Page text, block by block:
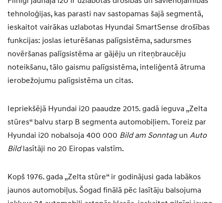
tehnoloģijas, kas parasti nav sastopamas šajā segmentā,
ieskaitot vairākas uzlabotas Hyundai SmartSense drošības
funkcijas: joslas ieturēšanas palīgsistēma, sadursmes
novēršanas palīgsistēma ar gājēju un riteņbraucēju
noteikšanu, tālo gaismu palīgsistēma, inteliģentā ātruma
ierobežojumu palīgsistēma un citas.
Iepriekšējā Hyundai i20 paaudze 2015. gadā ieguva „Zelta
stūres“ balvu starp B segmenta automobiļiem. Toreiz par
Hyundai i20 nobalsoja 400 000 Bild am Sonntagun Auto
Bildlasītāji no 20 Eiropas valstīm.
Kopš 1976. gada „Zelta stūre“ ir godinājusi gada labākos
jaunos automobiļus. Šogad finālā pēc lasītāju balsojuma